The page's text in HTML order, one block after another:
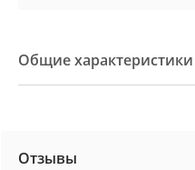
Общие характеристики
Отзывы